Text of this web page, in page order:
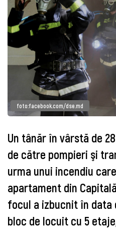
foto:facebook.com/dse.md
Un tânăr în vârstă de
de către pompieri şi
urma unui incendiu
apartament din
focul a izbucnit în data
bloc de locuit cu 5